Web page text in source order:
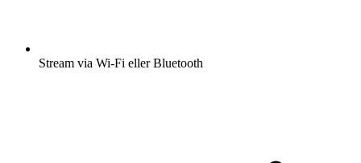
Stream via Wi-Fi eller Bluetooth